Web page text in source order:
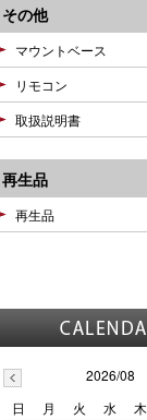
その他
マウントベース
リモコン
取扱説明書
再生品
再生品
2026/08
日
月 火 水 木